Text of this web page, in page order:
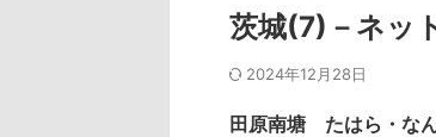
茨城(7)－ネッ
2024年12月28日
田原南塘 たはら・な